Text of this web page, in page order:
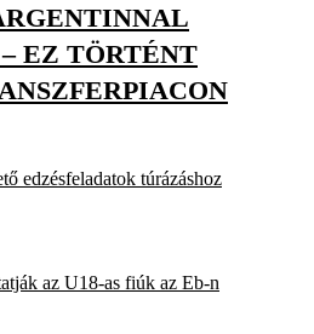
EZ TÖRTÉNT
edzésfeladatok túrázáshoz
az U18-as fiúk az Eb-n